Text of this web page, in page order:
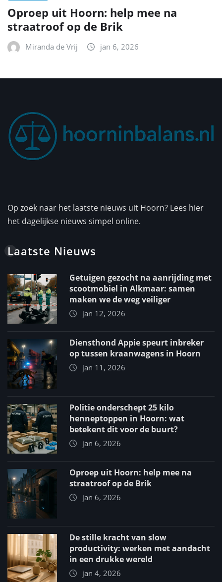
Oproep uit Hoorn: help mee na
straatroof op de Brik
Miranda de Vrij jan 6, 2026
Op zoek naar het laatste nieuws uit Hoorn? Lees hier
het dagelijkse nieuws simpel online.
Laatste Nieuws
Getuigen gezocht na aanrijding met
scootmobiel in Alkmaar: samen
maken we de weg veiliger
jan 12, 2026
Diensthond Appie speurt inbreker
op tussen kraanwagens in Hoorn
jan 11, 2026
Politie onderschept 25 kilo
henneptoppen in Hoorn: wat
betekent dit voor de buurt?
jan 6, 2026
Oproep uit Hoorn: help mee na
straatroof op de Brik
jan 6, 2026
De stille kracht van slow
productivity: werken met aandacht
in een drukke wereld
jan 4, 2026